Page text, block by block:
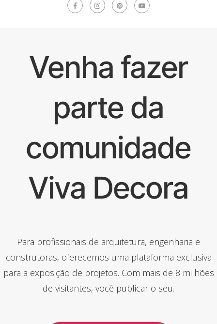
Venha fazer
parte da
comunidade
Viva Decora
Para profissionais de arquitetura, engenharia e
construtoras, oferecemos uma plataforma exclusiva
para a exposição de projetos. Com mais de 8 milhões
de visitantes, você publicar o seu.